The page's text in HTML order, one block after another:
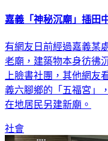
嘉義「神秘沉廟」插
有網友日前經過嘉義某
老廟，建築物本身彷彿
上臉書社團，其他網友
義六腳鄉的「五福宮」
在地居民另建新廟。
社會